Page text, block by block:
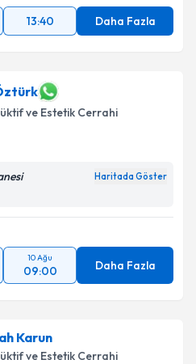
13:40 Daha Fazla
ve Estetik Cerrahi
Haritada Göster
10 Ağu
09:00 Daha Fazla
Karun
ve Estetik Cerrahi